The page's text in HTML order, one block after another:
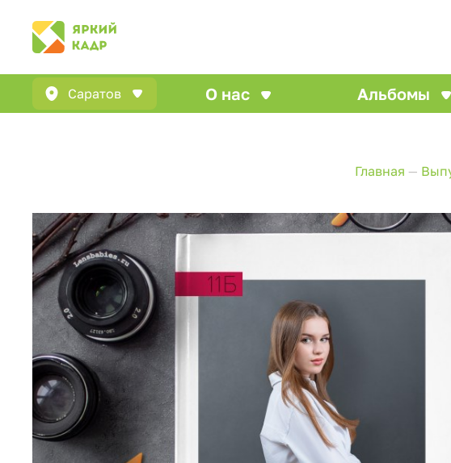
Саратов О нас Альбомы
Главная —